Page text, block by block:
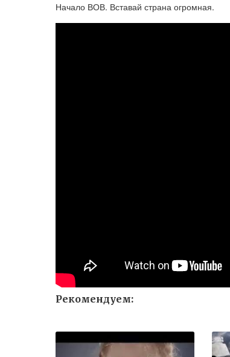
Начало ВОВ. Вставай страна огромная.
Рекомендуем: